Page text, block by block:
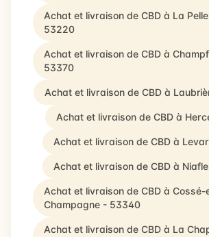
Achat et livraison de CBD à La
53220
Achat et livraison de CBD à
53370
Achat et livraison de CBD à
Achat et livraison de CBD à
Achat et livraison de CBD à
Achat et livraison de CBD à
Achat et livraison de CBD à Cossé-
Champagne - 53340
Achat et livraison de CBD à La